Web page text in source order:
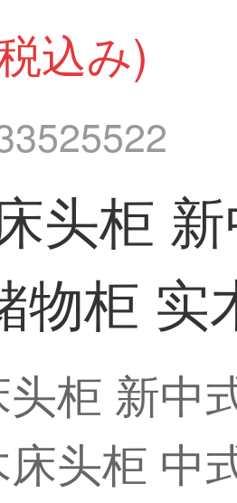
込み)
头柜
物柜 实
柜 新中
头柜 中